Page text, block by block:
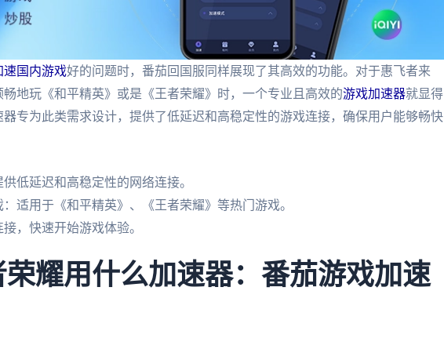
速国内游戏好的问题时，番茄回国服同样展现了其高效的功能。对于惠飞者来
地玩《和平精英》或是《王者荣耀》时，一个专业且高效的游戏加速器就显得
专为此类需求设计，提供了低延迟和高稳定性的游戏连接，确保用户能够畅快
低延迟和高稳定性的网络连接。
适用于《和平精英》、《王者荣耀》等热门游戏。
，快速开始游戏体验。
荣耀用什么加速器：番茄游戏加速